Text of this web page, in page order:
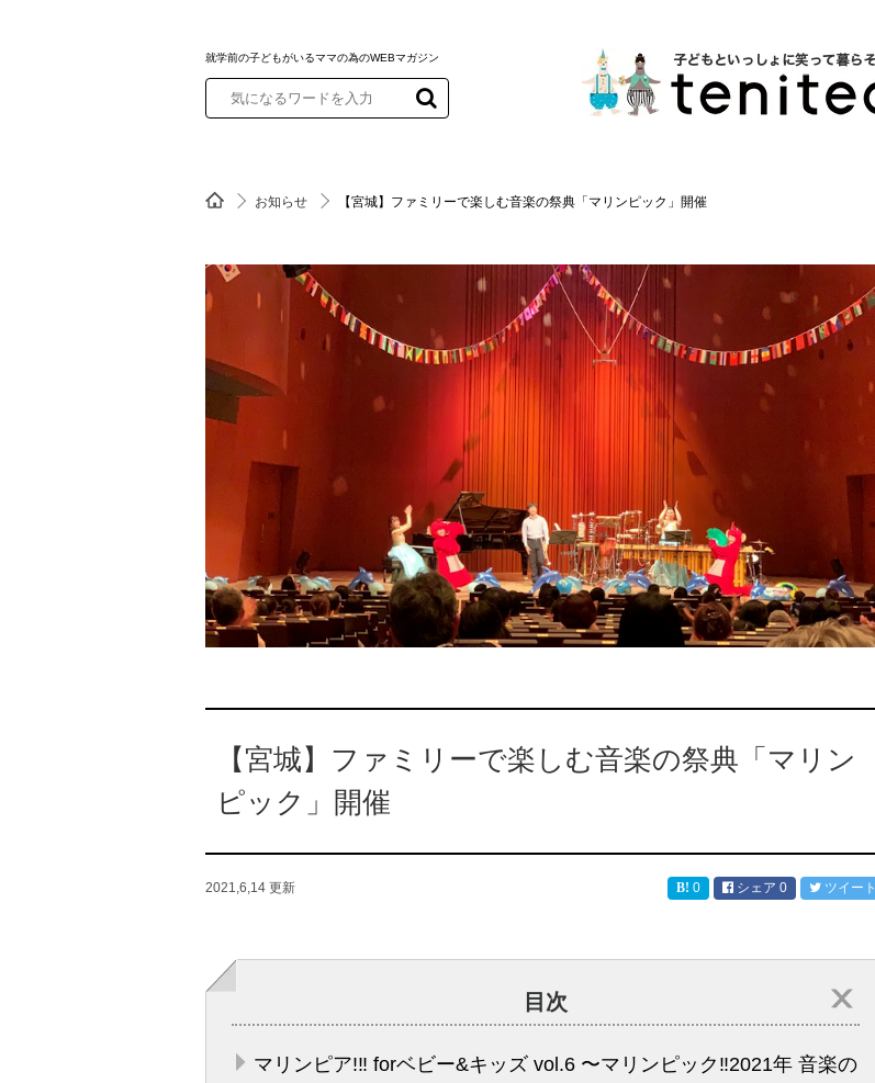
就学前の子どもがいるママの為のWEBマガジン
お知らせ 【宮城】ファミリーで楽しむ音楽の祭典「マリンピック」開催
【宮城】ファミリーで楽しむ音楽の祭典「マリン
ピック」開催
2021,6,14 更新 0 シェア 0 ツイート
目次
マリンピア!‼︎ forベビー&キッズ vol.6 〜マリンピック‼︎2021年 音楽の